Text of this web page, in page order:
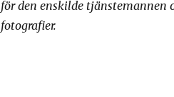
för den enskilde tjänstemannen
fotografier.